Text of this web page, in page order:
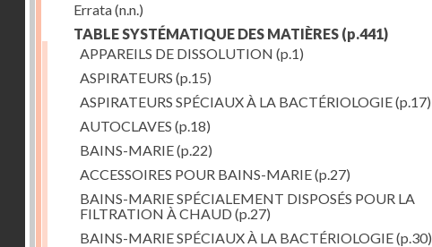
Errata(n.n.)
TABLE SYSTÉMATIQUE DES MATIÈRES (p.441)
APPAREILS DE DISSOLUTION (p.1)
ASPIRATEURS (p.15)
ASPIRATEURS SPÉCIAUX À LA BACTÉRIOLOGIE(p.17)
AUTOCLAVES (p.18)
BAINS-MARIE(p.22)
ACCESSOIRES POUR BAINS-MARIE(p.27)
BAINS-MARIE SPÉCIALEMENT DISPOSÉS POUR LA
FILTRATION À CHAUD (p.27)
BAINS-MARIE SPÉCIAUX À LA BACTÉRIOLOGIE(p.30)